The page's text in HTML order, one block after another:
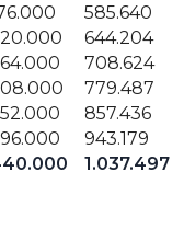
585.640
644.204
708.624
779.487
857.436
943.179
1.037.497